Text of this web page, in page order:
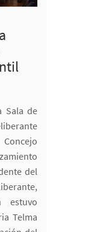
Sala de
del
estuvo
Telma